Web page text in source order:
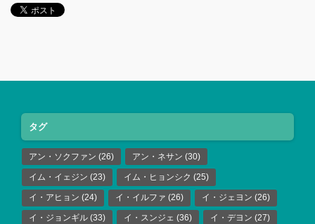
タグ
アン・ソクファン (26) アン・ネサン (30)
イム・イェジン (23) イム・ヒョンシク (25)
イ・アヒョン (24) イ・イルファ (26) イ・ジェヨン (26)
イ・ジョンギル (33) イ・スンジェ (36) イ・デヨン (27)